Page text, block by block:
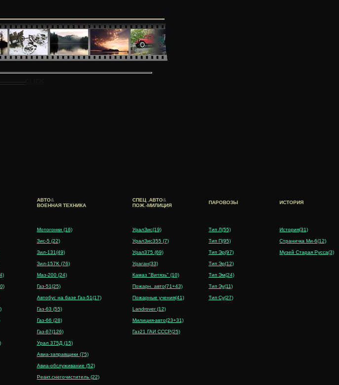
CLICK
АВТО&
ВОЕННАЯ ТЕХНИКА
Мотогонки (16)
Зис-5 (22)
Зил-131(49)
Зил-157K (76)
Mаз-200 (24)
Газ-51(25)
Автобус на базе Газ-51(17)
Газ-63 (55)
Газ-66 (28)
Газ-67(126)
Урал 375Д (15)
Авиа-заправщики (75)
Авиа-обслуживание (52)
Реакт.снегочиститель (22)
СПЕЦ .АВТО&
ПОЖ.-МИЛИЦИЯ
УралЗис(19)
УралЗис355 (7)
Урал375 (69)
Ураган(33)
Камаз "Витязь" (10)
Пожарн. авто(71+43)
Пожарные учения(41)
Landrover (12)
Милиция-авто(23+31)
Газ21 ГАИ СССР(25)
ПАРОВОЗЫ
Тип Л(55)
Тип П(95)
Тип Эр(97)
Тип Эр(12)
Тип Эм(24)
Тип Эу(11)
Тип Су(27)
ИСТОРИЯ
История(31)
Страничка Ми-6(12)
Музей Старая Русса(3)